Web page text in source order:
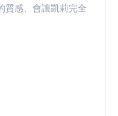
質感、會讓凱莉完全